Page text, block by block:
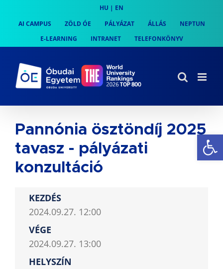
content
HU | EN
AI CAMPUS
ZÖLD ÓE PÁLYÁZAT ÁLLÁS
NEPTUN
E-LEARNING
INTRANET TELEFONKÖNYV
Pannónia ösztöndíj 2025
tavasz - pályázati
konzultáció
KEZDÉS
2024.09.27. 12:00
VÉGE
2024.09.27. 13:00
HELYSZÍN